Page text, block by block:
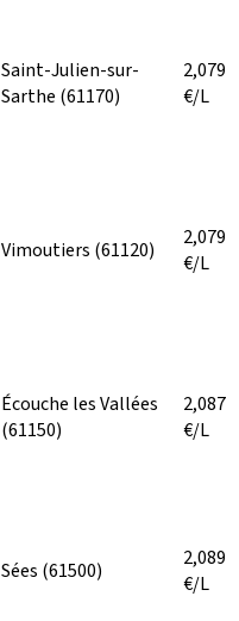
Saint-Julien-sur-
Sarthe (61170)
2,079
€/L
Vimoutiers (61120)
2,079
€/L
Écouche les Vallées
(61150)
2,087
€/L
Sées (61500)
2,089
€/L